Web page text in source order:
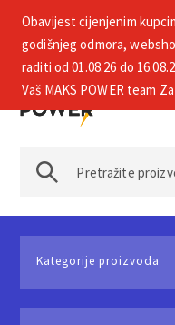
+385 1 2002 575
Kategorije proizvoda
Obavijest cijenjenim
godišnjeg odmora,
raditi od 01.08.26 do
Vaš MAKS POWER team